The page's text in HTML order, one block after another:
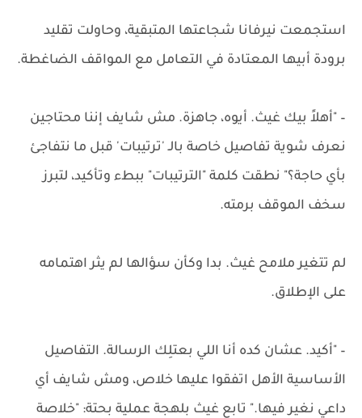
استجمعت نيرفانا شجاعتها المتبقية، وحاولت تقليد
برودة أبيها المعتادة في التعامل مع المواقف الضاغطة.
– "أهلاً بيك غيث. أيوه، جاهزة. مش شايف إننا محتاجين
نعرف شوية تفاصيل خاصة بالـ 'ترتيبات' قبل ما نتفاجئ
بأي حاجة؟" نطقت كلمة "الترتيبات" ببطء وتأكيد، لتبرز
سخف الموقف برمته.
لم تتغير ملامح غيث. بدا وكأن سؤالها لم يثر اهتمامه
على الإطلاق.
– "أكيد. عشان كده أنا اللي بعتلِك الرسالة. التفاصيل
الأساسية الأهل اتفقوا عليها خلاص، ومش شايف أي
داعي نغير فيها." تابع غيث بلهجة عملية بحتة: "خلاصة